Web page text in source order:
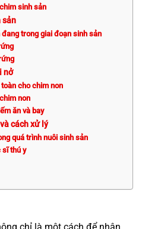
sinh sản
sản
trong giai đoạn sinh sản
nở
cho chim non
non
ăn và bay
cách xử lý
quá trình nuôi sinh sản
sĩ thú y